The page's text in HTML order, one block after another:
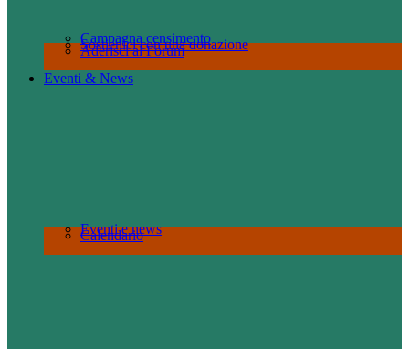
Aderisci al Forum
Sostienici con una donazione
Campagna censimento
Eventi & News
Calendario
Eventi e news